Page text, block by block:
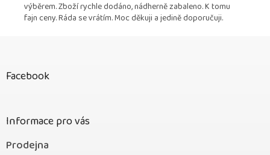
výběrem. Zboží rychle dodáno, nádherně zabaleno. K tomu
fajn ceny. Ráda se vrátím. Moc děkuji a jedině doporučuji.
Facebook
Informace pro vás
Prodejna